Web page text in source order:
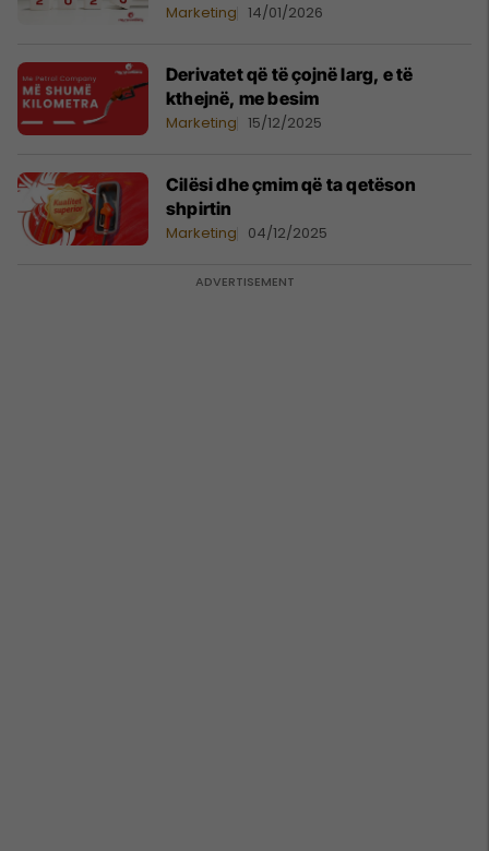
Marketing 14/01/2026
Derivatet që të çojnë larg, e të
kthejnë, me besim
Marketing 15/12/2025
Cilësi dhe çmim që ta qetëson
shpirtin
Marketing 04/12/2025